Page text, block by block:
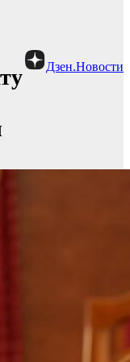
Дзен.Новости